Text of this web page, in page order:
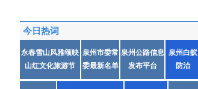
今日热词
永春雪山风雅颂映
山红文化旅游节
泉州市委常
委最新名单
泉州公路信息
发布平台
泉州白蚁
防治